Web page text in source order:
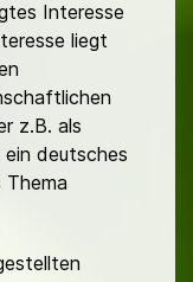
Interesse
liegt
z.B. als
deutsches